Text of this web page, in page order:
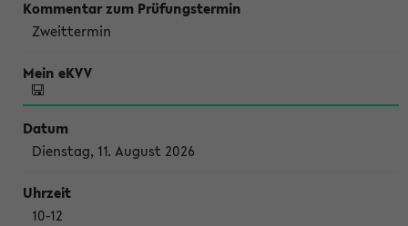
Zweittermin
Dienstag, 11. August 2026
10-12